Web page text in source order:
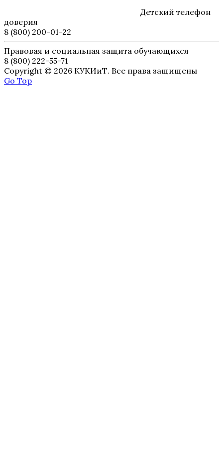
Детский телефон
доверия
8 (800) 200-01-22
Правовая и социальная защита обучающихся
8 (800) 222-55-71
Copyright © 2026 КУКИиТ. Все права защищены
Go Top